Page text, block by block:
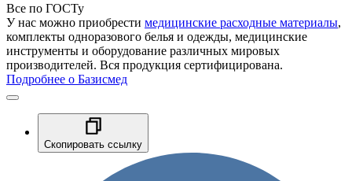
Все по ГОСТу
У нас можно приобрести медицинские расходные материалы,
комплекты одноразового белья и одежды, медицинские
инструменты и оборудование различных мировых
производителей. Вся продукция сертифицирована.
Подробнее о Базисмед
Скопировать ссылку